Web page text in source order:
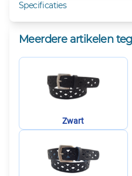
Specificaties
Meerdere artikelen
Zwart